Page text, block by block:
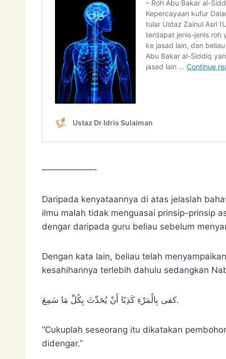
——————-
Daripada kenyataannya di atas jelaslah
ilmu malah tidak menguasai prinsip-prinsip
dengar daripada guru beliau sebelum
Dengan kata lain, beliau telah
‌كفى ‌بِالْمَرْءِ كَذِبًا أَنْ يُحَدِّثَ بِكُلِّ مَا سَمِعَ.
“Cukuplah seseorang itu dikatakan
didengar.”